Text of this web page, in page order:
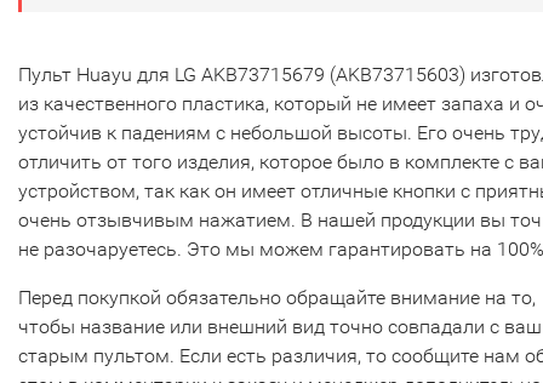
Пульт Huayu для LG AKB73715679 (AKB73715603)
из качественного пластика, который не имеет запаха и
устойчив к падениям с небольшой высоты. Его очень
отличить от того изделия, которое было в комплекте с
устройством, так как он имеет отличные кнопки с
очень отзывчивым нажатием. В нашей продукции вы
не разочаруетесь. Это мы можем гарантировать на
Перед покупкой обязательно обращайте внимание на то,
чтобы название или внешний вид точно совпадали с
старым пультом. Если есть различия, то сообщите нам